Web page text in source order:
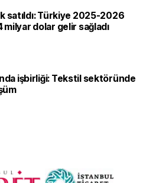
satıldı: Türkiye 2025-2026
milyar dolar gelir sağladı
işbirliği: Tekstil sektöründe